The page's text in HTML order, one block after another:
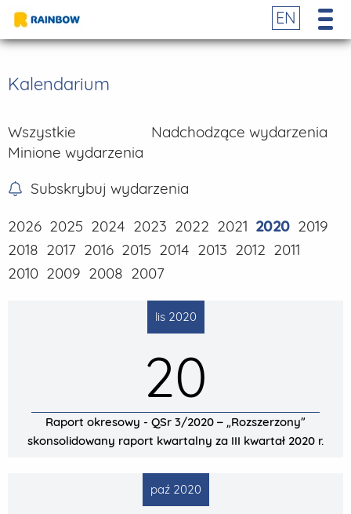
EN
Kalendarium
Wszystkie
Nadchodzące wydarzenia
Minione wydarzenia
Subskrybuj wydarzenia
2026 2025 2024 2023 2022 2021 2020 2019
2018 2017 2016 2015 2014 2013 2012 2011
2010 2009 2008 2007
lis 2020
20
Raport okresowy - QSr 3/2020 – „Rozszerzony”
skonsolidowany raport kwartalny za III kwartał 2020 r.
paź 2020